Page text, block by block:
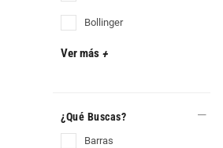
bollinger
Ver más +
¿Qué Buscas?
barras